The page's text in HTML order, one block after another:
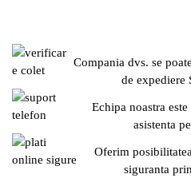
Compania dvs. se
de expediere
Echipa noastra
asistenta
Oferim
siguranta